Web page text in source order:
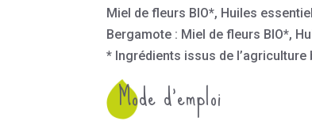
Miel de fleurs BIO*, Huiles
Bergamote : Miel de fleurs BIO*,
* Ingrédients issus de l’agriculture
Mode d’emploi